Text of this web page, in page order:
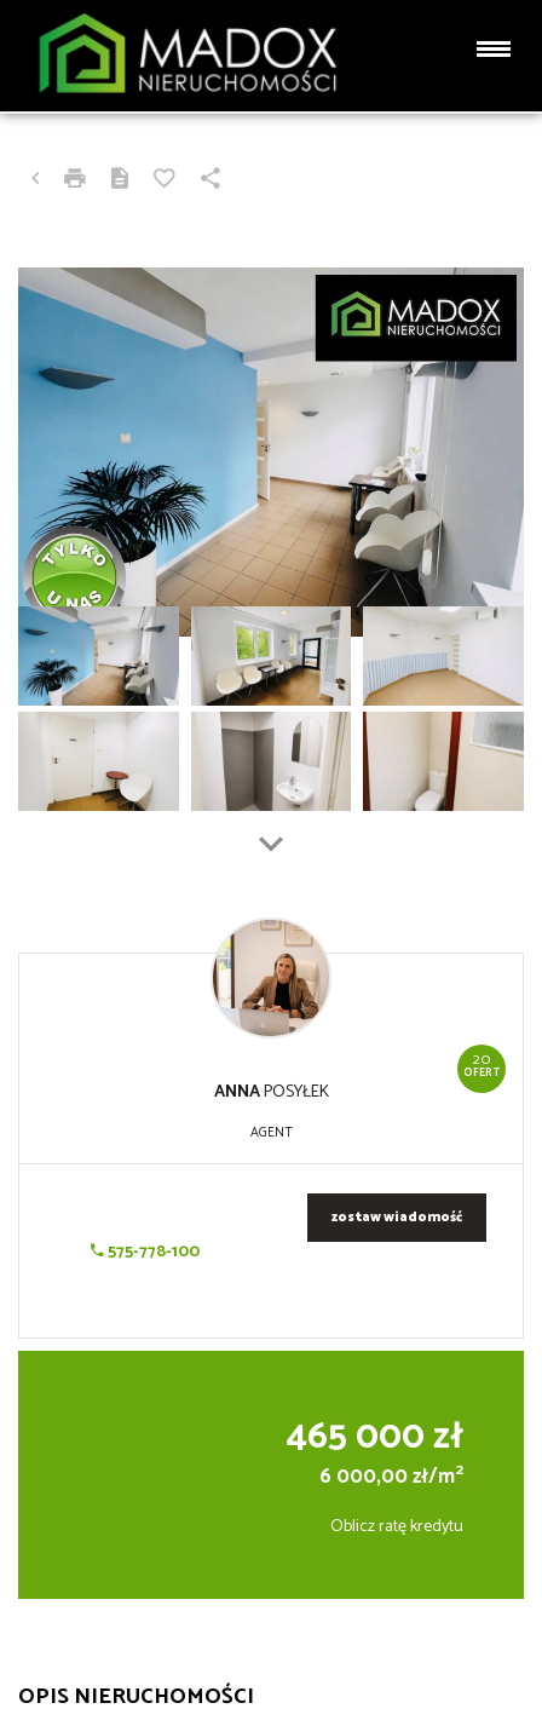
CZĘSTOCHOWA, WRZOSOWIAK
LOKAL NA SPRZEDAŻ
20
OFERT
ANNAPOSYŁEK
AGENT
575-778-100
zostaw wiadomość
465 000 zł
6 000,00 zł/m2
Oblicz ratę kredytu
OPIS NIERUCHOMOŚCI